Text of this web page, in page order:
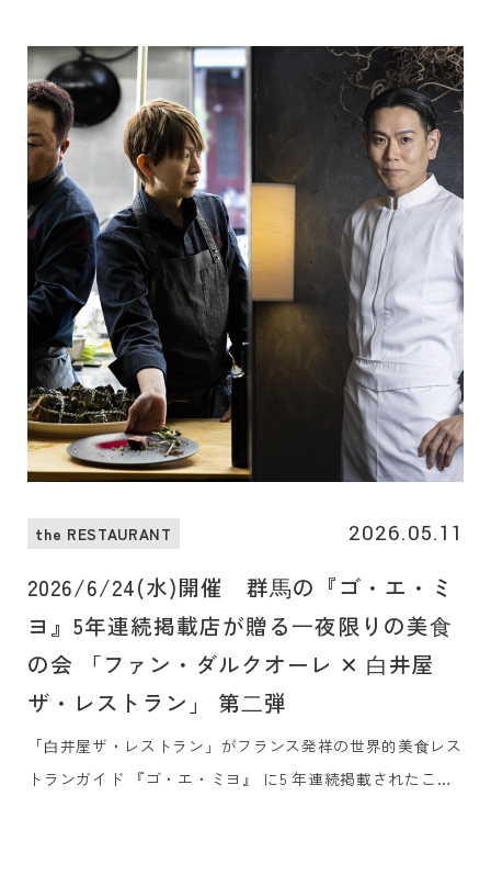
なかで初開催される『第⼀回 前橋国際芸術祭 2026』のプロ
グラムのひとつとして共に前橋のまちなかを彩ります。
the RESTAURANT 2026.05.11
2026/6/24(水)開催 群⾺の『ゴ・エ・ミ
ヨ』5年連続掲載店が贈る⼀夜限りの美⾷
の会 「ファン・ダルクオーレ ✕ ⽩井屋
ザ・レストラン」 第⼆弾
「⽩井屋ザ・レストラン」がフランス発祥の世界的美⾷レス
トランガイド 『ゴ・エ・ミヨ』 に5 年連続掲載されたこと